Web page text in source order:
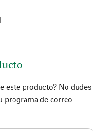
este producto? No dudes
programa de correo